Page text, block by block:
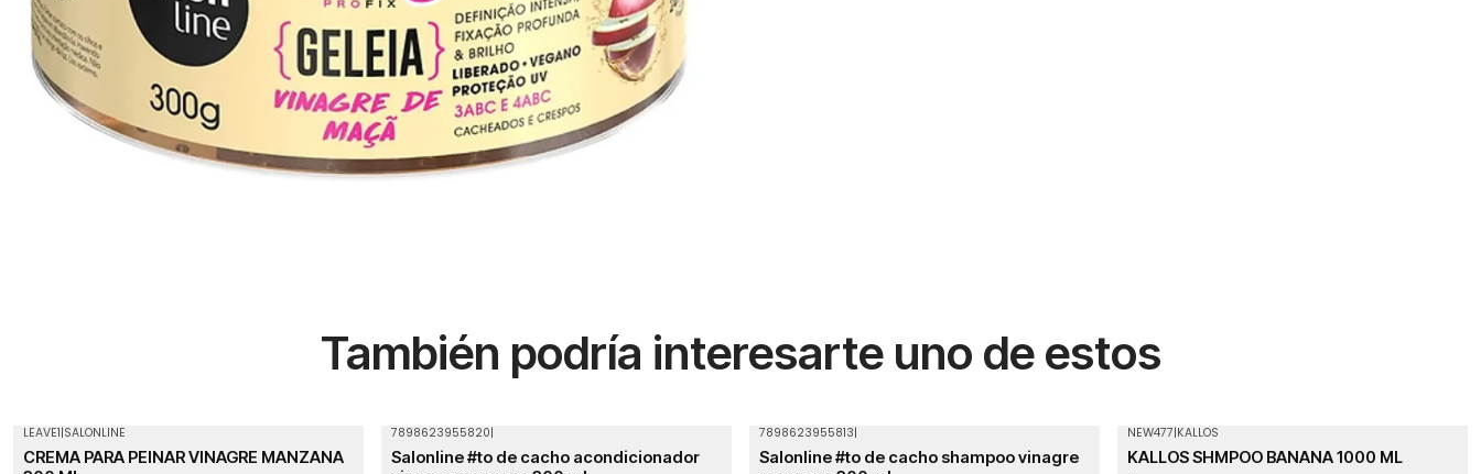
También podría interesarte uno de estos
LEAVE1|SALONLINE
CREMA PARA PEINAR VINAGRE MANZANA
7898623955820|
Salonline #to de cacho acondicionador
7898623955813|
Salonline #to de cacho shampoo vinagre
NEW477|KALLOS
KALLOS SHMPOO BANANA 1000 ML